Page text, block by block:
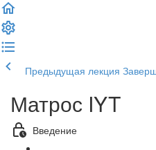
Предыдущая лекция
Матрос IYT
Введение